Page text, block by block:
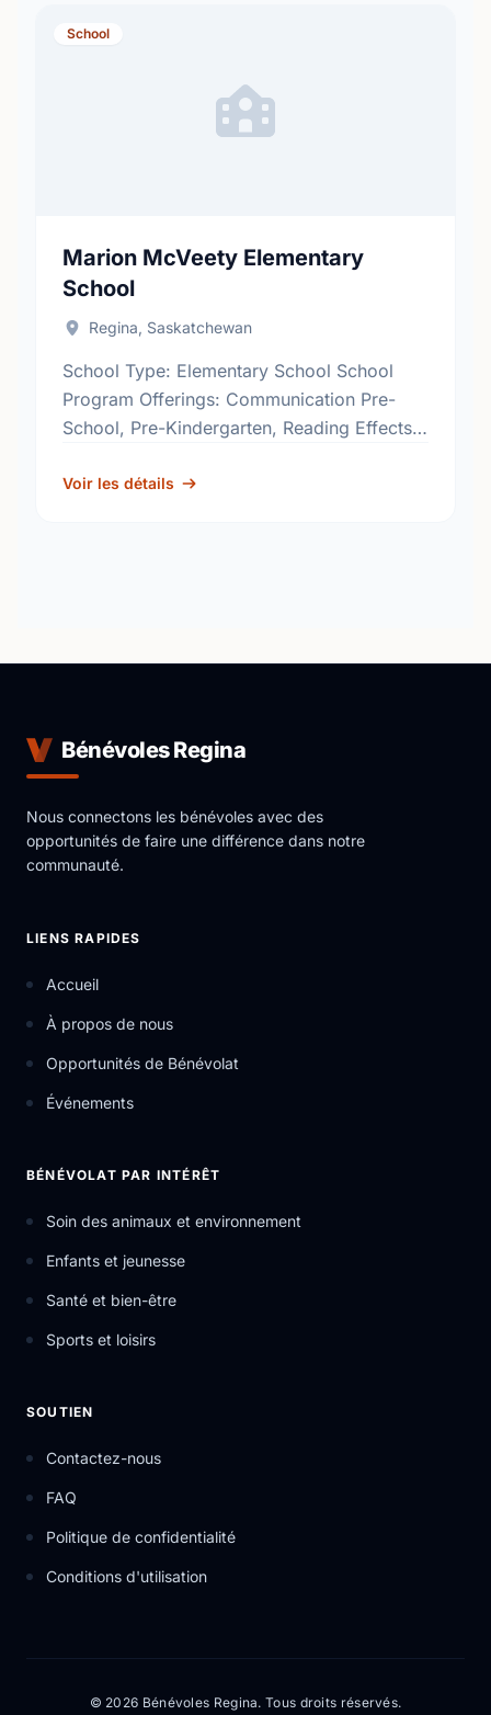
School
Marion McVeety Elementary
School
Regina, Saskatchewan
School Type: Elementary School School
Program Offerings: Communication Pre-
School, Pre-Kindergarten, Reading Effects
mcveety-elementary-school
Voir les détails
Bénévoles Regina
Nous connectons les bénévoles avec des
opportunités de faire une différence dans notre
communauté.
LIENS RAPIDES
Accueil
À propos de nous
Opportunités de Bénévolat
Événements
BÉNÉVOLAT PAR INTÉRÊT
Soin des animaux et environnement
Enfants et jeunesse
Santé et bien-être
Sports et loisirs
SOUTIEN
Contactez-nous
FAQ
Politique de confidentialité
Conditions d'utilisation
© 2026 Bénévoles Regina. Tous droits réservés.